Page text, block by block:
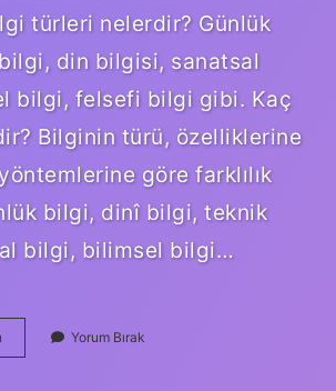
türleri nelerdir? Günlük
din bilgisi, sanatsal
bilgi, felsefi bilgi gibi. Kaç
Bilginin türü, özelliklerine
göre farklılık
bilgi, dinî bilgi, teknik
bilgi, bilimsel bilgi…
Tür
Yorum Bırak